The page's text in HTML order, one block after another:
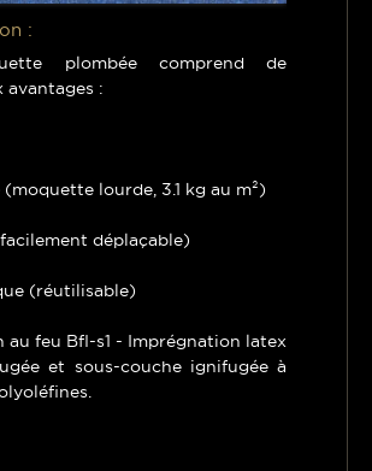
:
plombée comprend de
avantages :
lourde, 3.1 kg au m²)
déplaçable)
(réutilisable)
au feu Bfl-s1 - Imprégnation latex
et sous-couche ignifugée à